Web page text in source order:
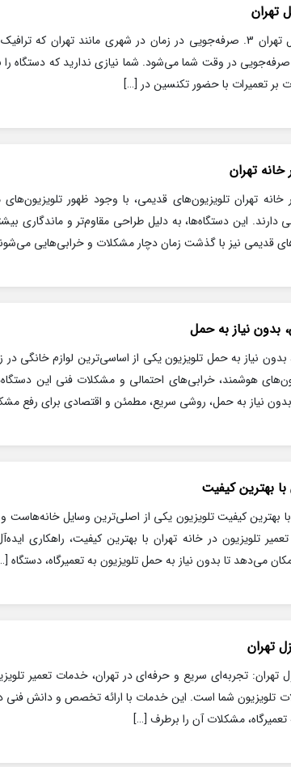
تهران
مزایای تعمیر تلویزیون در محل تهران 3. صرفه‌جویی در زمان در شهری
در وقت شما می‌شود. شما نیازی ندارید که دستگاه را
تهران
خانه تهران تلویزیون‌های قدیمی، با وجود ظهور
دارند. این دستگاه‌ها، به دلیل طراحی مقاوم‌تر و ماندگاری
قدیمی نیز با گذشت زمان دچار مشکلات و خرابی‌هایی
بدون نیاز به حمل
بدون نیاز به حمل تلویزیون یکی از اساسی‌ترین لوازم خانگی
هوشمند، خرابی‌های احتمالی و مشکلات فنی این
بدون نیاز به حمل، روشی سریع، مطمئن و اقتصادی برای رفع
با بهترین کیفیت
با بهترین کیفیت تلویزیون یکی از اصلی‌ترین وسایل
تلویزیون در خانه تهران با بهترین کیفیت، راهکاری
می‌دهد تا بدون نیاز به حمل تلویزیون به تعمیرگاه، دستگاه
تهران
تهران: تجربه‌ای سریع و حرفه‌ای در تهران، خدمات تعمیر
تلویزیون شما است. این خدمات با ارائه تخصص و دانش فنی
مشکلات آن را برطرف […]